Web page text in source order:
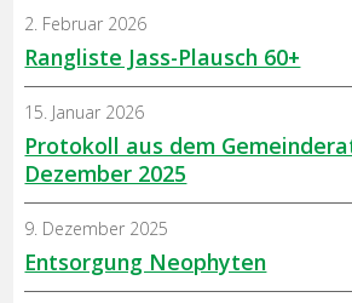
Rangliste Jass-Plausch 60+
2. Februar 2026
Protokoll aus dem
Dezember 2025
15. Januar 2026
Entsorgung Neophyten
9. Dezember 2025